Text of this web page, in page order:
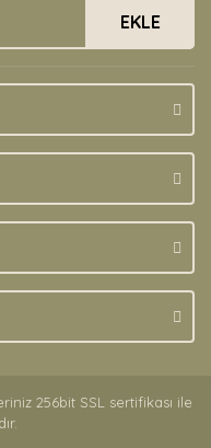
EKLE
256bit SSL sertifikası ile